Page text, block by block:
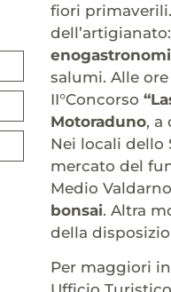
fiori
dell’artigianato:
salumi. Alle
II°Concorso
Motoraduno, a
Nei locali dello
mercato del
Medio
bonsai. Altra
della
Per maggiori